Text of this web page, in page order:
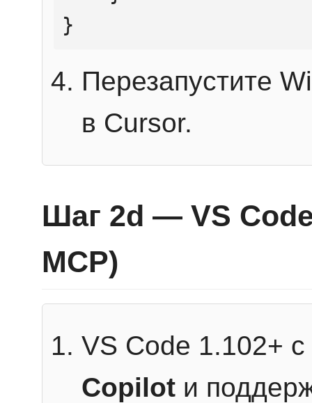
}
Перезапустите
в Cursor.
Шаг 2d — VS
MCP)
VS Code 1.102+
Copilot и